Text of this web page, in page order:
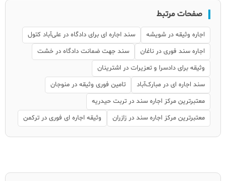
صفحات مرتبط
اجاره وثیقه در شویشه
سند اجاره ای برای دادگاه در علی‌آباد کتول
اجاره سند فوری در ناغان
سند جهت ضمانت دادگاه در خشت
وثیقه برای دادسرا و تعزیرات در اشترینان
سند اجاره ای در مبارک‌آباد
تامین فوری وثیقه در منوجان
معتبرترین مرکز اجاره سند در تربت حیدریه
معتبرترین مرکز اجاره سند در زازران
وثیقه اجاره ای فوری در ترکمن